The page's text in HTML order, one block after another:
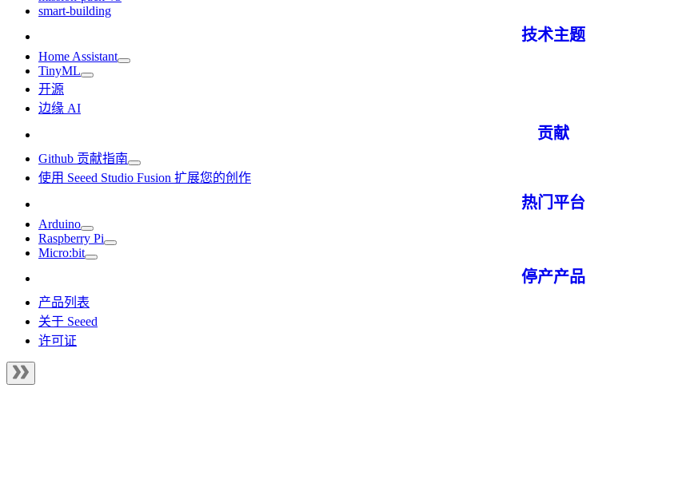
smart-building
技术主题
Home Assistant
TinyML
开源
边缘 AI
贡献
Github 贡献指南
使用 Seeed Studio Fusion 扩展您的创作
热门平台
Arduino
Raspberry Pi
Micro:bit
停产产品
产品列表
关于 Seeed
许可证